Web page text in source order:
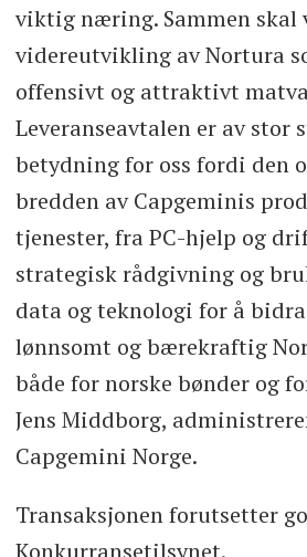
viktig næring. Sammen
videreutvikling av Nortura
offensivt og attraktivt
Leveranseavtalen er av stor
betydning for oss fordi den
bredden av Capgeminis
tjenester, fra PC-hjelp og
strategisk rådgivning og
data og teknologi for å
lønnsomt og bærekraftig
både for norske bønder og
Jens Middborg,
Capgemini Norge.
Transaksjonen forutsetter
Konkurransetilsynet.